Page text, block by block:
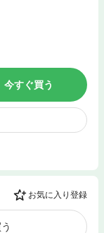
今すぐ買う
お気に入り登録